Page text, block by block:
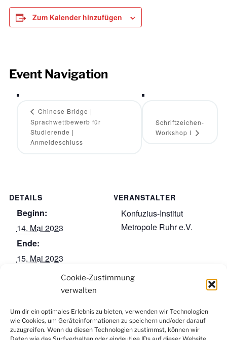
Cookie-Zustimmung
verwalten
Um dir ein optimales Erlebnis zu bieten, verwenden wir Technologien
wie Cookies, um Geräteinformationen zu speichern und/oder darauf
zuzugreifen. Wenn du diesen Technologien zustimmst, können wir
Zum Kalender hinzufügen
DETAILS
Beginn:
14. Mai 2023
Ende:
15. Mai 2023
VERANSTALTER
Konfuzius-Institut
Metropole Ruhr e.V.
Event Navigation
Chinese Bridge |
Sprachwettbewerb für
Studierende |
Anmeldeschluss
Schriftzeichen-
Workshop I
Facebook Instagram LinkedIn
YouTube
Newsletter